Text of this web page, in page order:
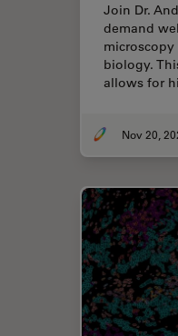
Join Dr.
demand
biology.
allows for
Nov 20,